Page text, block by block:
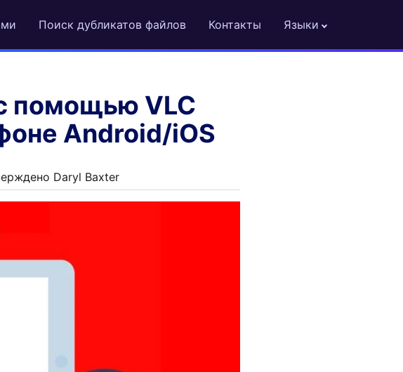
Поиск дубликатов файлов Контакты Языки
помощью VLC
Android/iOS
Daryl Baxter